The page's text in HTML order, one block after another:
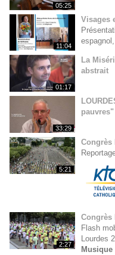
05:25
11:04
Visages
01:17
La
abstrait
33:29
5:21
Congrès
2:27
Congrès
Flash
Lourdes